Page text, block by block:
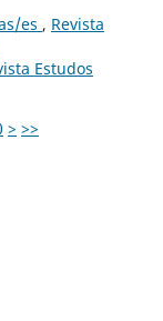
es , Revista
Estudos
> >>